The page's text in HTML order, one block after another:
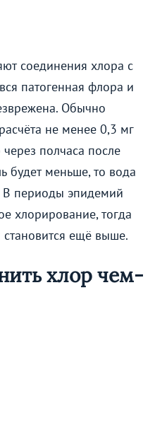
соединения хлора с
патогенная флора и
Обычно
не менее 0,3 мг
полчаса после
будет меньше, то вода
В периоды эпидемий
хлорирование, тогда
ещё выше.
хлор чем-